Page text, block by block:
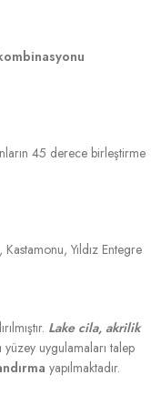
45 derece birleştirme
Yıldız Entegre
Lake cila, akrilik
yüzey uygulamaları talep
yapılmaktadır.